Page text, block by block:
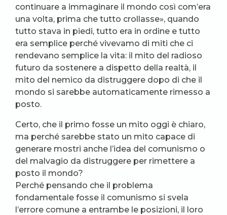
continuare a immaginare il mondo così com’era
una volta, prima che tutto crollasse», quando
tutto stava in piedi, tutto era in ordine e tutto
era semplice perché vivevamo di miti che ci
rendevano semplice la vita: il mito del radioso
futuro da sostenere a dispetto della realtà, il
mito del nemico da distruggere dopo di che il
mondo si sarebbe automaticamente rimesso a
posto.
Certo, che il primo fosse un mito oggi è chiaro,
ma perché sarebbe stato un mito capace di
generare mostri anche l’idea del comunismo o
del malvagio da distruggere per rimettere a
posto il mondo?
Perché pensando che il problema
fondamentale fosse il comunismo si svela
l’errore comune a entrambe le posizioni, il loro